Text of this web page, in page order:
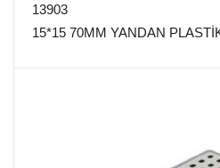
13903
15*15 70MM YANDAN